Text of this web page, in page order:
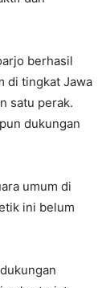
berhasil
di tingkat Jawa
satu perak.
dukungan
umum di
ini belum